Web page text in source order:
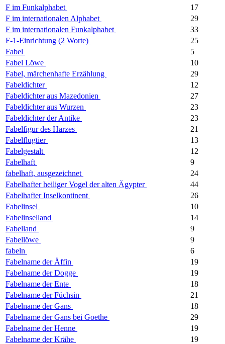
F im Funkalphabet
17
F im internationalen Alphabet
29
F im internationalen Funkalphabet
33
F-1-Einrichtung (2 Worte)
25
Fabel
5
Fabel Löwe
10
Fabel, märchenhafte Erzählung
29
Fabeldichter
12
Fabeldichter aus Mazedonien
27
Fabeldichter aus Wurzen
23
Fabeldichter der Antike
23
Fabelfigur des Harzes
21
Fabelflugtier
13
Fabelgestalt
12
Fabelhaft
9
fabelhaft, ausgezeichnet
24
Fabelhafter heiliger Vogel der alten Ägypter
44
Fabelhafter Inselkontinent
26
Fabelinsel
10
Fabelinselland
14
Fabelland
9
Fabellöwe
9
fabeln
6
Fabelname der Äffin
19
Fabelname der Dogge
19
Fabelname der Ente
18
Fabelname der Füchsin
21
Fabelname der Gans
18
Fabelname der Gans bei Goethe
29
Fabelname der Henne
19
Fabelname der Krähe
19